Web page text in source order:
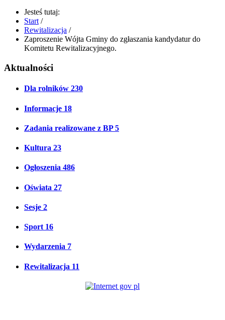
Jesteś tutaj:
Start /
Rewitalizacja /
Zaproszenie Wójta Gminy do zgłaszania kandydatur do
Komitetu Rewitalizacyjnego.
Aktualności
Dla rolników 230
Informacje 18
Zadania realizowane z BP5
Kultura 23
Ogłoszenia 486
Oświata 27
Sesje 2
Sport 16
Wydarzenia 7
Rewitalizacja 11